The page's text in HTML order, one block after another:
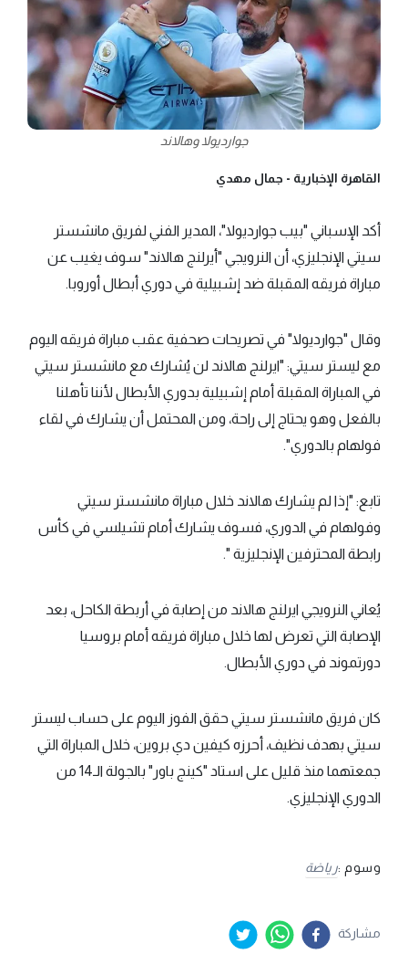
جوارديولا وهالاند
القاهرة الإخبارية - جمال مهدي
أكد الإسباني "بيب جوارديولا"، المدير الفني لفريق مانشستر
سيتي الإنجليزي، أن النرويجي "أيرلنج هالاند" سوف يغيب عن
مباراة فريقه المقبلة ضد إشبيلية في دوري أبطال أوروبا.
وقال "جوارديولا" في تصريحات صحفية عقب مباراة فريقه اليوم
مع ليستر سيتي: "ايرلنج هالاند لن يُشارك مع مانشستر سيتي
في المباراة المقبلة أمام إشبيلية بدوري الأبطال لأننا تأهلنا
بالفعل وهو يحتاج إلى راحة، ومن المحتمل أن يشارك في لقاء
فولهام بالدوري".
تابع: "إذا لم يشارك هالاند خلال مباراة مانشستر سيتي
وفولهام في الدوري، فسوف يشارك أمام تشيلسي في كأس
رابطة المحترفين الإنجليزية ".
يُعاني النرويجي ايرلنج هالاند من إصابة في أربطة الكاحل، بعد
الإصابة التي تعرض لها خلال مباراة فريقه أمام بروسيا
دورتموند في دوري الأبطال.
كان فريق مانشستر سيتي حقق الفوز اليوم على حساب ليستر
سيتي بهدف نظيف، أحرزه كيفين دي بروين، خلال المباراة التي
جمعتهما منذ قليل على استاد "كينج باور" بالجولة الـ14 من
الدوري الإنجليزي.
وسوم :رياضة
مشاركة